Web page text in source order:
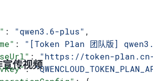
: "qwen3.6-plus" ,
: "[Token Plan 团队版]
: "https://token-plan.cn-
:
传视频